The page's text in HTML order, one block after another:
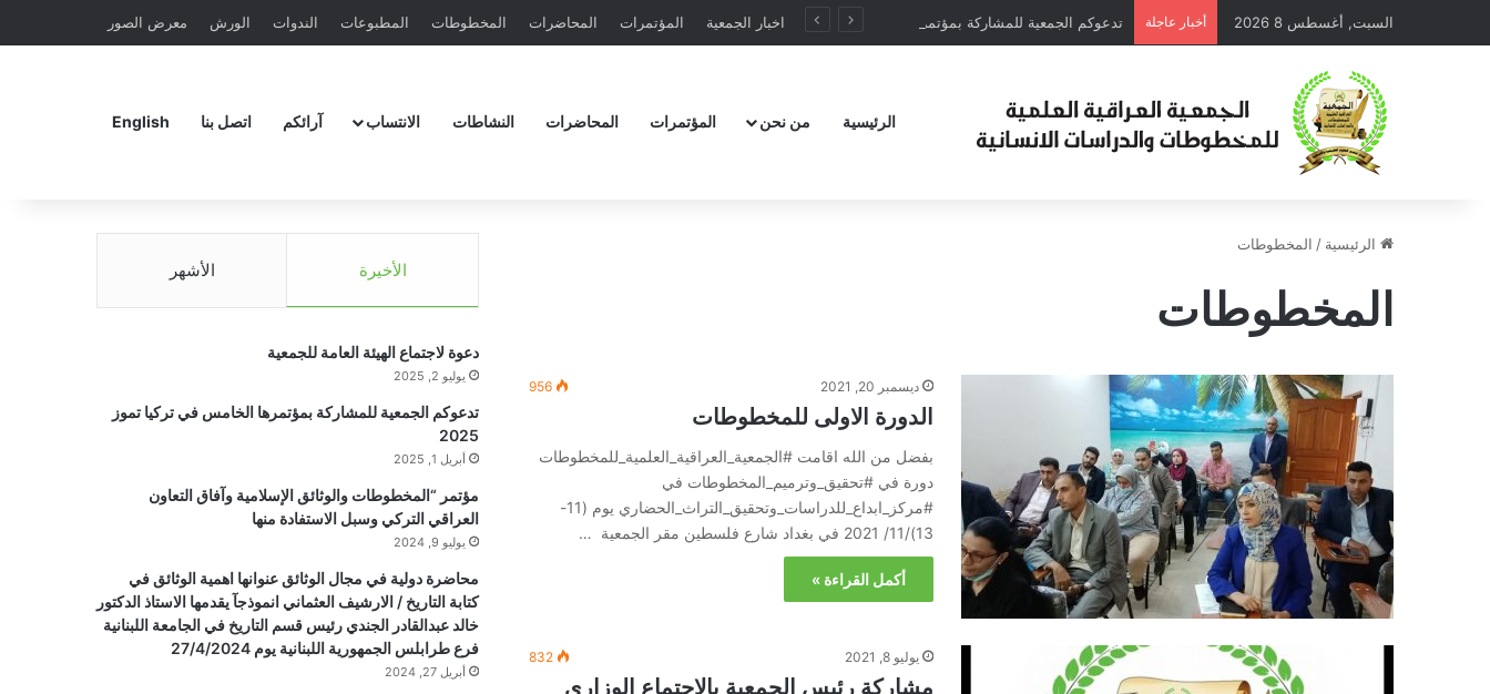
السبت, أغسطس 8 2026 أخبار عاجلة اخبار الجمعية المؤتمرات المحاضرات المخطوطات المطبوعات الندوات الورش معرض الصور
الرئيسية من نحن المؤتمرات المحاضرات النشاطات الانتساب آرائكم اتصل بنا English
الرئيسية / المخطوطات
المخطوطات
ديسمبر 20, 2021 956
الدورة الاولى للمخطوطات
بفضل من الله اقامت #الجمعية_العراقية_العلمية_للمخطوطات
دورة في #تحقيق_وترميم_المخطوطات في
#مركز_ابداع_للدراسات_وتحقيق_التراث_الحضاري يوم (11-
13)/11/ 2021 في بغداد شارع فلسطين مقر الجمعية …
أكمل القراءة »
يوليو 8, 2021 832
مشاركة رئيس الجمعية بالاجتماع الوزاري
الأخيرة الأشهر
دعوة لاجتماع الهيئة العامة للجمعية
يوليو 2, 2025
تدعوكم الجمعية للمشاركة بمؤتمرها الخامس في تركيا تموز
2025
أبريل 1, 2025
مؤتمر “المخطوطات والوثائق الإسلامية وآفاق التعاون
العراقي التركي وسبل الاستفادة منها
يوليو 9, 2024
محاضرة دولية في مجال الوثائق عنوانها اهمية الوثائق في
كتابة التاريخ / الارشيف العثماني انموذجآ يقدمها الاستاذ الدكتور
خالد عبدالقادر الجندي رئيس قسم التاريخ في الجامعة اللبنانية
فرع طرابلس الجمهورية اللبنانية يوم 27/4/2024
أبريل 27, 2024